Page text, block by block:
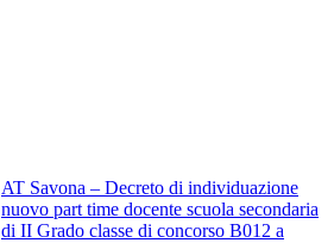
AT Savona – Decreto di individuazione
nuovo part time docente scuola secondaria
di II Grado classe di concorso B012 a